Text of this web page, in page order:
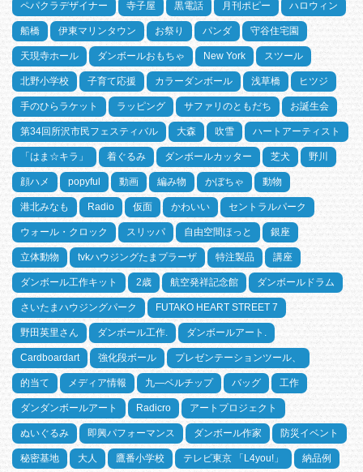
ペパクラデザイナー 寺子屋 黒電話 月刊ポピー ハロウィン
船橋 伊東マリンタウン お祭り パンダ 守谷住宅園
天現寺ホール ダンボールおもちゃ New York スツール
北野小学校 子育て応援 カラーダンボール 浅草橋 ヒツジ
手のひらラケット ラッピング サファリのともだち お誕生会
第34回所沢市民フェスティバル 大森 吹雪 ハートアーティスト
「はま☆キラ」 着ぐるみ ダンボールカッター 芝犬 野川
顔ハメ popyful 動画 編み物 かぼちゃ 動物
港北みなも Radio 仮面 かわいい セントラルパーク
ウォール・クロック スリッパ 自由空間ほっと 銀座
立体動物 tvkハウジングたまプラーザ 特注製品 講座
ダンボール工作キット 2歳 航空発祥記念館 ダンボールドラム
さいたまハウジングパーク FUTAKO HEART STREET 7
野田英里さん ダンボール工作. ダンボールアート.
Cardboardart 強化段ボール プレゼンテーションツール、
的当て メディア情報 九―ベルチップ バッグ 工作
ダンダンボールアート Radicro アートプロジェクト
ぬいぐるみ 即興パフォーマンス ダンボール作家 防災イベント
秘密基地 大人 鷹番小学校 テレビ東京 「L4you!」 納品例